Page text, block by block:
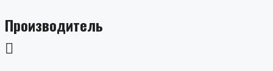
Производитель